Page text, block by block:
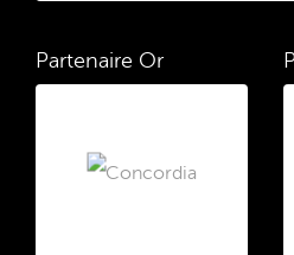
Partenaire Or